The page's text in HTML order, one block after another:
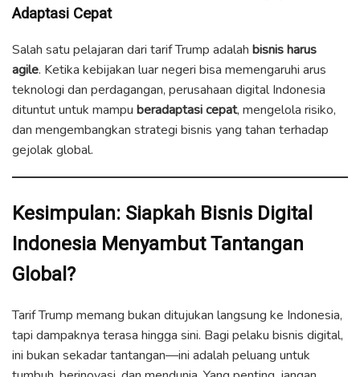
Adaptasi Cepat
Salah satu pelajaran dari tarif Trump adalah bisnis harus
agile. Ketika kebijakan luar negeri bisa memengaruhi arus
teknologi dan perdagangan, perusahaan digital Indonesia
dituntut untuk mampu beradaptasi cepat, mengelola risiko,
dan mengembangkan strategi bisnis yang tahan terhadap
gejolak global.
Kesimpulan: Siapkah Bisnis Digital
Indonesia Menyambut Tantangan
Global?
Tarif Trump memang bukan ditujukan langsung ke Indonesia,
tapi dampaknya terasa hingga sini. Bagi pelaku bisnis digital,
ini bukan sekadar tantangan—ini adalah peluang untuk